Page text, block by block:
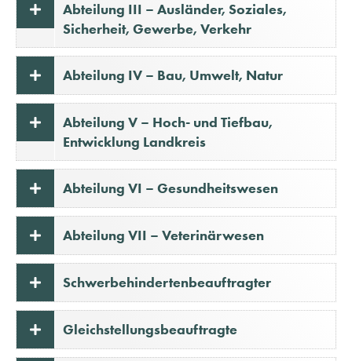
Abteilung III – Ausländer, Soziales,
Sicherheit, Gewerbe, Verkehr
Abteilung IV – Bau, Umwelt, Natur
Abteilung V – Hoch- und Tiefbau,
Entwicklung Landkreis
Abteilung VI – Gesundheitswesen
Abteilung VII – Veterinärwesen
Schwerbehindertenbeauftragter
Gleichstellungsbeauftragte